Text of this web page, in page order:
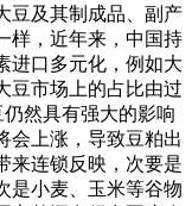
豆及其制成品、副产
样，近年来，中国持
进口多元化，例如大
豆市场上的占比由过
然具有强大的影响
会上涨，导致豆粕出
来连锁反映，次要是
是小麦、玉米等谷物